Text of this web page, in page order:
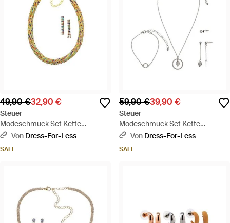
49,90 €32,90 €
Steuer
Modeschmuck Set Kette
Ohrringe Metall 40+6,0Cm Glanz
Von Dress-For-Less
SALE
59,90 €39,90 €
Steuer
Modeschmuck Set Kette
Armband Ohrringe Metall
Weiß
Von Dress-For-Less
SALE